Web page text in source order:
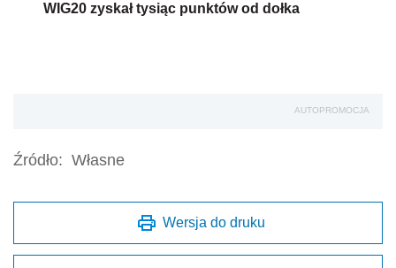
WIG20 zyskał tysiąc punktów od dołka
AUTOPROMOCJA
Źródło: Własne
Wersja do druku